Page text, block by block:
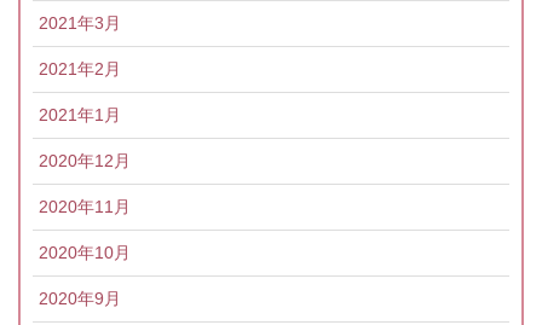
2021年3月
2021年2月
2021年1月
2020年12月
2020年11月
2020年10月
2020年9月